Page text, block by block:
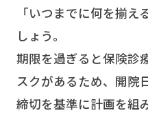
「いつまでに何を揃
しょう。
期限を過ぎると保険診
スクがあるため、開院
締切を基準に計画を組